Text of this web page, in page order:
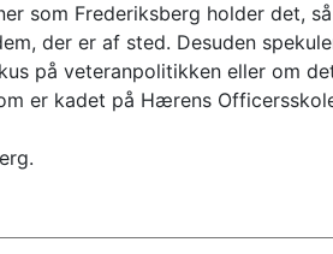
som Frederiksberg holder det,
der er af sted. Desuden
på veteranpolitikken eller om
er kadet på Hærens